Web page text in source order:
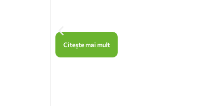
Citește mai mult